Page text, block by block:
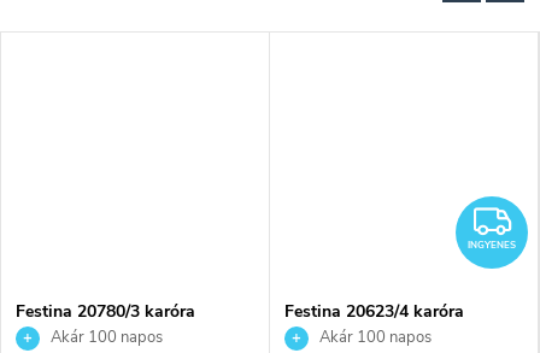
Festina 20780/3 karóra
Akár 100 napos
INGYENES
Festina 20623/4 karóra
Akár 100 napos